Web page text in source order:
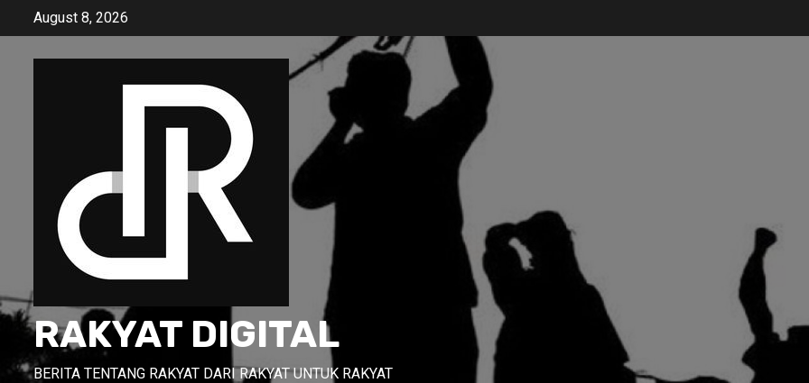
August 8, 2026
RAKYAT DIGITAL
BERITA TENTANG RAKYAT DARI RAKYAT UNTUK RAKYAT